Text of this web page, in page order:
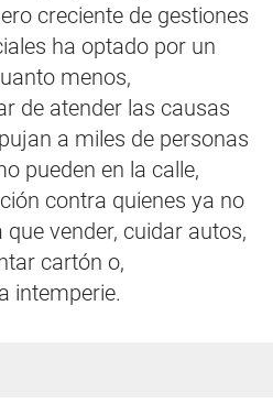
creciente de gestiones
ha optado por un
menos,
de atender las causas
a miles de personas
pueden en la calle,
contra quienes ya no
vender, cuidar autos,
cartón o,
intemperie.